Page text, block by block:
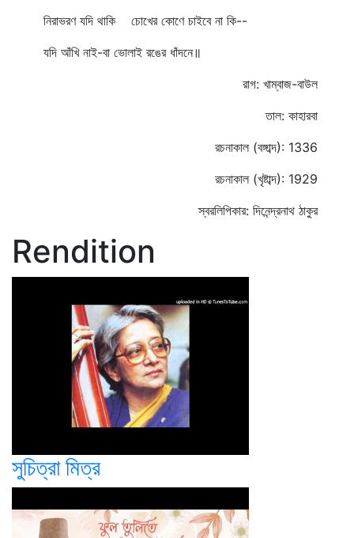
নিরাভরণ যদি থাকি চোখের কোণে চাইবে না কি--
যদি আঁখি নাই-বা ভোলাই রঙের ধাঁদনে॥
রাগ: খাম্বাজ-বাউল
তাল: কাহারবা
রচনাকাল (বঙ্গাব্দ): 1336
রচনাকাল (খৃষ্টাব্দ): 1929
স্বরলিপিকার: দিনেন্দ্রনাথ ঠাকুর
Rendition
সুচিত্রা মিত্র